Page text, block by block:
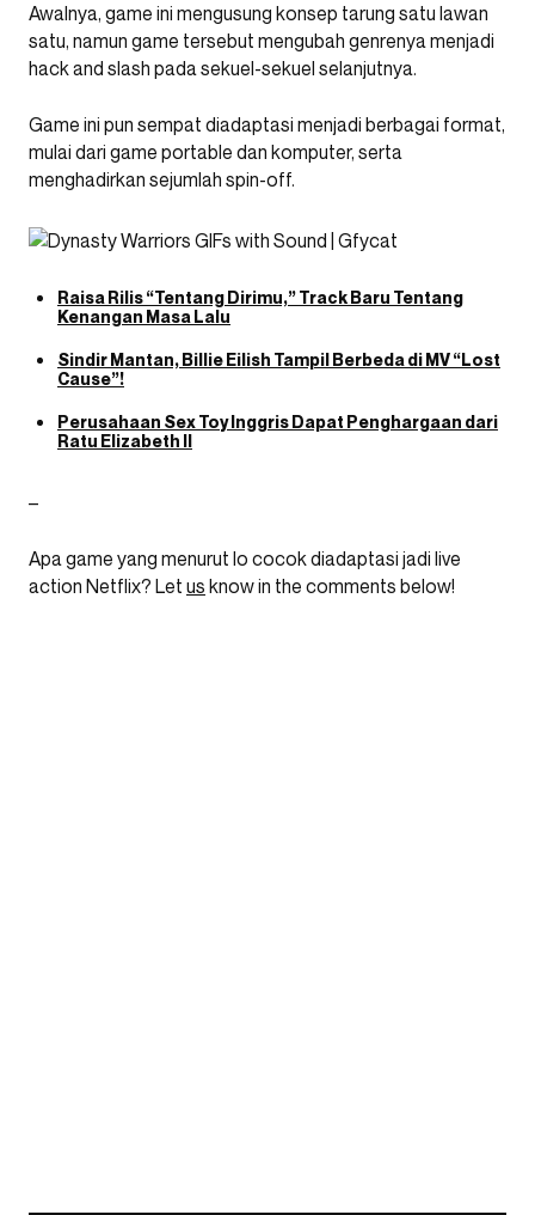
Awalnya, game ini mengusung konsep tarung satu lawan
satu, namun game tersebut mengubah genrenya menjadi
hack and slash pada sekuel-sekuel selanjutnya.
Game ini pun sempat diadaptasi menjadi berbagai format,
mulai dari game portable dan komputer, serta
menghadirkan sejumlah spin-off.
Raisa Rilis “Tentang Dirimu,” Track Baru Tentang
Kenangan Masa Lalu
Sindir Mantan, Billie Eilish Tampil Berbeda di MV “Lost
Cause”!
Perusahaan Sex Toy Inggris Dapat Penghargaan dari
Ratu Elizabeth II
–
Apa game yang menurut lo cocok diadaptasi jadi live
action Netflix? Let us know in the comments below!